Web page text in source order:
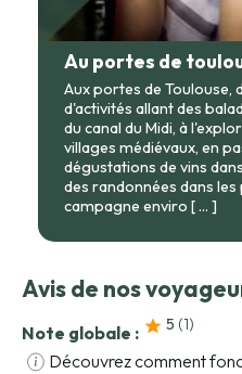
Au portes de
Aux portes de Toulouse,
d'activités allant des
du canal du Midi, à
villages médiévaux, en
dégustations de vins
des randonnées dans
campagne enviro [ ... ]
Avis de nos
Note globale : 5 (1)
Découvrez comment